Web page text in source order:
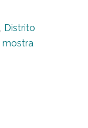
, Distrito
mostra